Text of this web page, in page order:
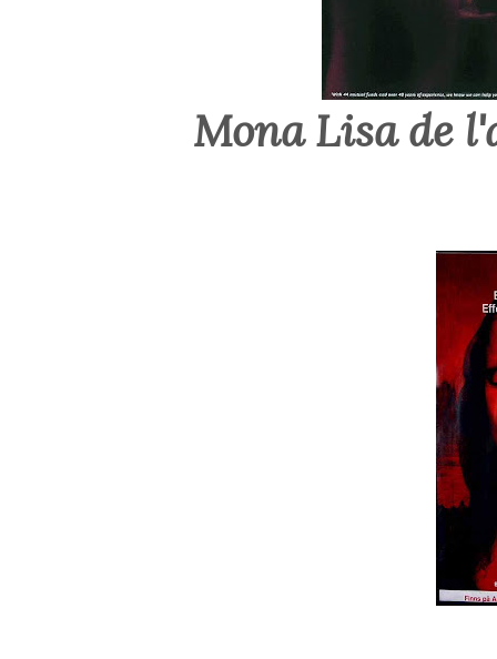
Mona Lisa de